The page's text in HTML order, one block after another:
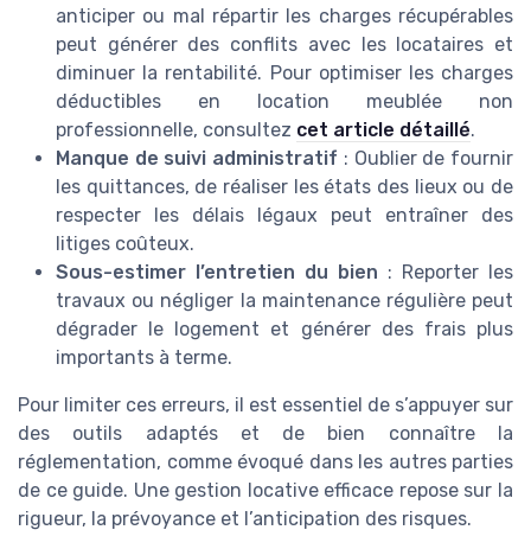
anticiper ou mal répartir les charges récupérables
peut générer des conflits avec les locataires et
diminuer la rentabilité. Pour optimiser les charges
déductibles en location meublée non
professionnelle, consultez cet article détaillé.
Manque de suivi administratif : Oublier de fournir
les quittances, de réaliser les états des lieux ou de
respecter les délais légaux peut entraîner des
litiges coûteux.
Sous-estimer l’entretien du bien : Reporter les
travaux ou négliger la maintenance régulière peut
dégrader le logement et générer des frais plus
importants à terme.
Pour limiter ces erreurs, il est essentiel de s’appuyer sur
des outils adaptés et de bien connaître la
réglementation, comme évoqué dans les autres parties
de ce guide. Une gestion locative efficace repose sur la
rigueur, la prévoyance et l’anticipation des risques.